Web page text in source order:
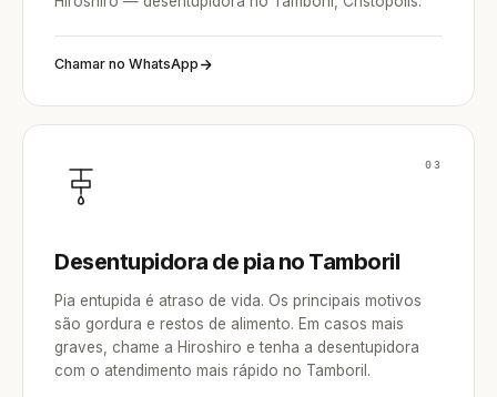
Chamar no WhatsApp
03
Desentupidora de pia no Tamboril
Pia entupida é atraso de vida. Os principais motivos
são gordura e restos de alimento. Em casos mais
graves, chame a Hiroshiro e tenha a desentupidora
com o atendimento mais rápido no Tamboril.